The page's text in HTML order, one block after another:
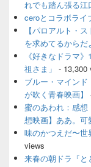
れでも踏ん張る江
ceroとコラボライ
【パロアルト・
を求めてるからだ
《好きなドラマ
祖さま」 - 13,300
ブルー・マイン
が吹く青春映画】
蜜のあわれ：感
想映画】ああ。可
味のかつえだ〜
views
来春の朝ドラ『